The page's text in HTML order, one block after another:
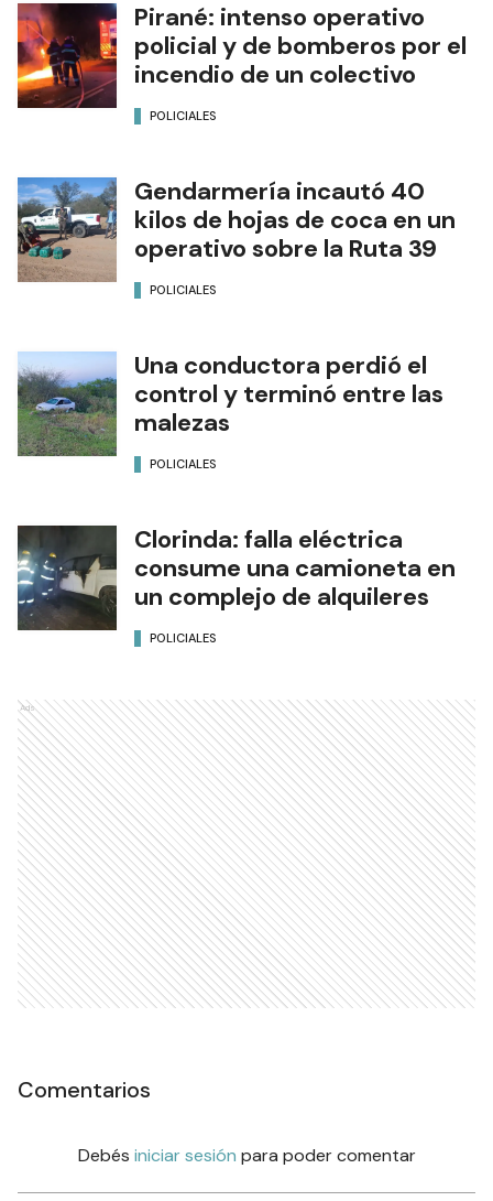
Pirané: intenso operativo
policial y de bomberos por el
incendio de un colectivo
POLICIALES
Gendarmería incautó 40
kilos de hojas de coca en un
operativo sobre la Ruta 39
POLICIALES
Una conductora perdió el
control y terminó entre las
malezas
POLICIALES
Clorinda: falla eléctrica
consume una camioneta en
un complejo de alquileres
POLICIALES
Ads
Comentarios
Debés iniciar sesión para poder comentar